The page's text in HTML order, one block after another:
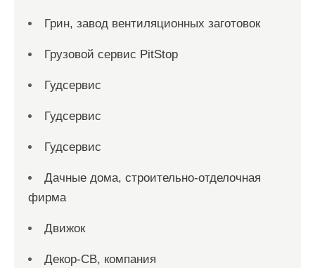
Грин, завод вентиляционных заготовок
Грузовой сервис PitStop
Гудсервис
Гудсервис
Гудсервис
Дачные дома, строительно-отделочная
фирма
Движок
Декор-СВ, компания